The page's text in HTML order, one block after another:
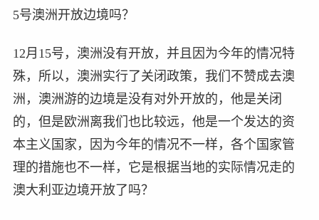
5号澳洲开放边境吗？
12月15号，澳洲没有开放，并且因为今年的情况特
殊，所以，澳洲实行了关闭政策，我们不赞成去澳
洲，澳洲游的边境是没有对外开放的，他是关闭
的，但是欧洲离我们也比较远，他是一个发达的资
本主义国家，因为今年的情况不一样，各个国家管
理的措施也不一样，它是根据当地的实际情况走的
澳大利亚边境开放了吗？